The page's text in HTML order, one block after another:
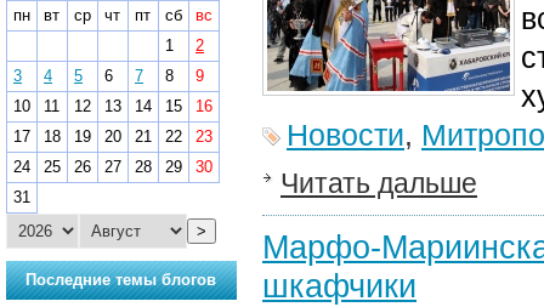
Новости,
Читать дальше
Марфо-
шкафчики
пн
вт ср чт пт сб
вс
1
2
3
4 5 6 7 8
9
10
11 12 13 14 15
16
17
18 19 20 21 22
23
24
25 26 27 28 29
30
31
>
Последние темы блогов